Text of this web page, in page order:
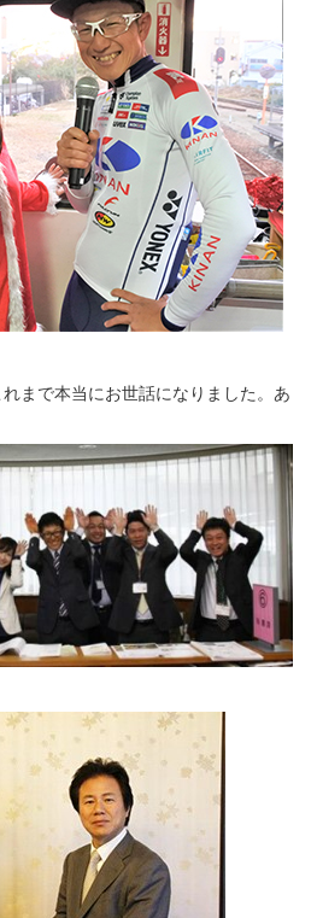
まで本当にお世話になりました。あ